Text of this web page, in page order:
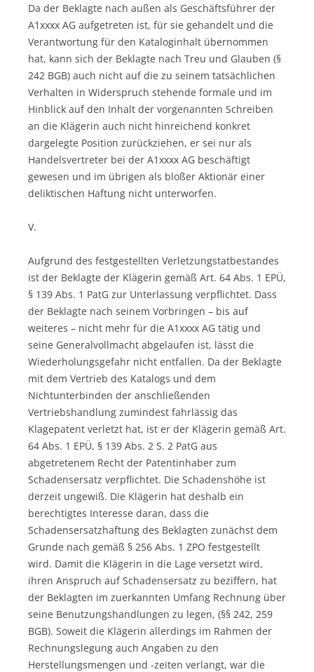
Da der Beklagte nach außen als Geschäftsführer der
A1xxxx AG aufgetreten ist, für sie gehandelt und die
Verantwortung für den Kataloginhalt übernommen
hat, kann sich der Beklagte nach Treu und Glauben (§
242 BGB) auch nicht auf die zu seinem tatsächlichen
Verhalten in Widerspruch stehende formale und im
Hinblick auf den Inhalt der vorgenannten Schreiben
an die Klägerin auch nicht hinreichend konkret
dargelegte Position zurückziehen, er sei nur als
Handelsvertreter bei der A1xxxx AG beschäftigt
gewesen und im übrigen als bloßer Aktionär einer
deliktischen Haftung nicht unterworfen.
V.
Aufgrund des festgestellten Verletzungstatbestandes
ist der Beklagte der Klägerin gemäß Art. 64 Abs. 1 EPÜ,
§ 139 Abs. 1 PatG zur Unterlassung verpflichtet. Dass
der Beklagte nach seinem Vorbringen – bis auf
weiteres – nicht mehr für die A1xxxx AG tätig und
seine Generalvollmacht abgelaufen ist, lässt die
Wiederholungsgefahr nicht entfallen. Da der Beklagte
mit dem Vertrieb des Katalogs und dem
Nichtunterbinden der anschließenden
Vertriebshandlung zumindest fahrlässig das
Klagepatent verletzt hat, ist er der Klägerin gemäß Art.
64 Abs. 1 EPÜ, § 139 Abs. 2 S. 2 PatG aus
abgetretenem Recht der Patentinhaber zum
Schadensersatz verpflichtet. Die Schadenshöhe ist
derzeit ungewiß. Die Klägerin hat deshalb ein
berechtigtes Interesse daran, dass die
Schadensersatzhaftung des Beklagten zunächst dem
Grunde nach gemäß § 256 Abs. 1 ZPO festgestellt
wird. Damit die Klägerin in die Lage versetzt wird,
ihren Anspruch auf Schadensersatz zu beziffern, hat
der Beklagten im zuerkannten Umfang Rechnung über
seine Benutzungshandlungen zu legen, (§§ 242, 259
BGB). Soweit die Klägerin allerdings im Rahmen der
Rechnungslegung auch Angaben zu den
Herstellungsmengen und -zeiten verlangt, war die